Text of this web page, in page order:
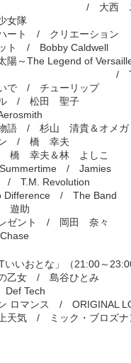
ユカ
隊
ート / クリエーション
ト / Bobby Caldwell
～The Legend of
で / チューリップ
ル / 松田 聖子
語 / 杉山 清貴＆オメガ
ン / 橋 幸夫
橋 幸夫＆林 よしこ
/ Jamies
/ T.M. Revolution
Difference / The Band
遊助
レゼント / 岡田 奈々
いいおとな」（21:00～
乙女 / 島谷ひとみ
Tech
ロマンス / ORIGINAL
天気 / ミック・ブロズナ